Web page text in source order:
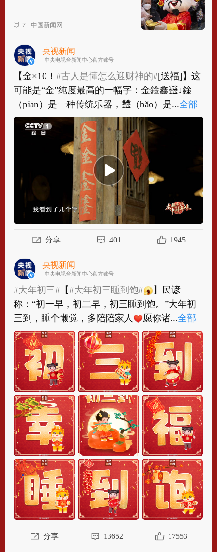
7 中国新闻网
央视新闻
中央电视台新闻中心官方账号
【金×10！#古人是懂怎么迎财神的#[送福]】这
可能是“金”纯度最高的一幅字：金鍂鑫𨰻↓鍂
（piān）是一种传统乐器，𨰻（bǎo）是...全部
【金×10！#古人是懂怎么迎财神的#[送福]】这
可能是“金”纯度最高的一幅字：金鍂鑫𨰻↓鍂
（piān）是一种传统乐器，𨰻（bǎo）是玉...
分享 401 1945
央视新闻
中央电视台新闻中心官方账号
#大年初三# 【#大年初三睡到饱#
】民谚
称：“初一早，初二早，初三睡到饱。”大年初
三到，睡个懒觉，多陪陪家人
愿你诸...全部
#大年初三#【#大年初三睡到饱#
】民谚
称：“初一早，初二早，初三睡到饱。”大年初
三到，睡个懒觉，多陪陪家人
愿你诸事...全
分享 13652 17553